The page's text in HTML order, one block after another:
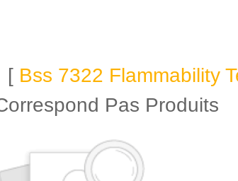
[ Bss 7322 Flammability
Pas Produits